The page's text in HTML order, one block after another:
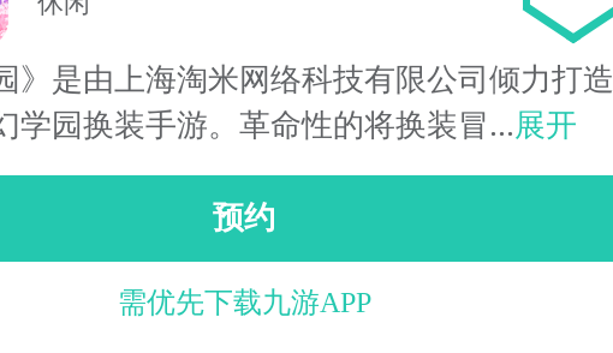
》是由上海淘米网络科技有限公司倾力打造
学园换装手游。革命性的将换装冒...展开
预约
需优先下载九游APP